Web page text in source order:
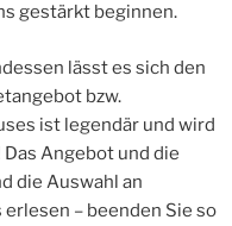
gestärkt beginnen.
lässt es sich den
bzw.
ist legendär und wird
Angebot und die
die Auswahl an
– beenden Sie so